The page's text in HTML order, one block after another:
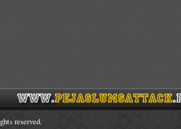
reserved.